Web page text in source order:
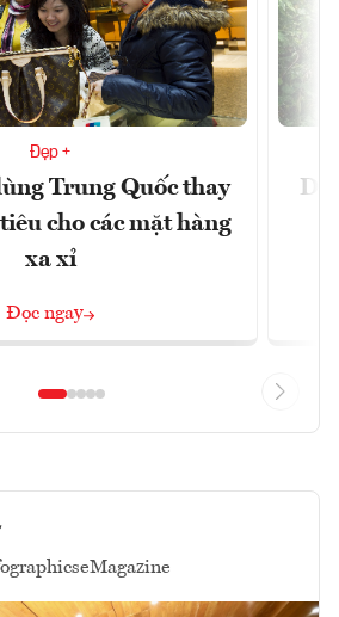
Đẹp +
Trung Quốc thay
cho các mặt hàng
xa xỉ
Đọc ngay
Du
eMagazine